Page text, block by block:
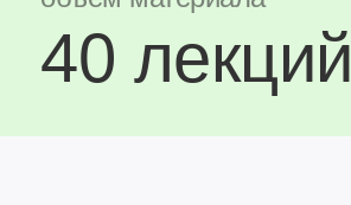
40 лекций